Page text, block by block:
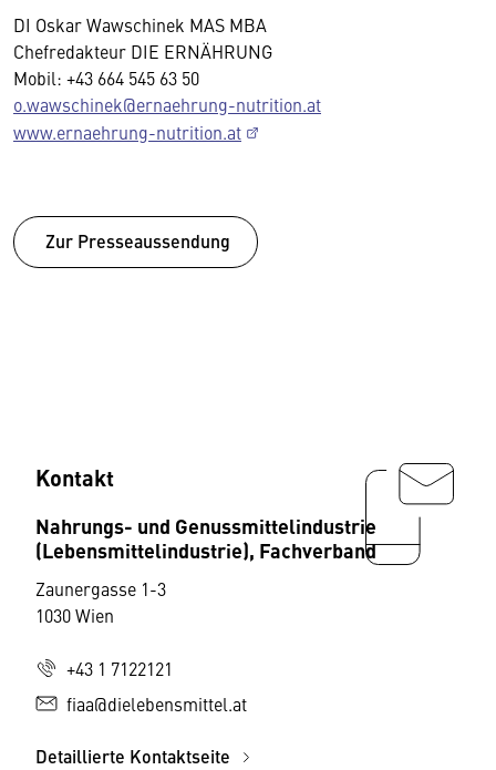
DI Oskar Wawschinek MAS MBA
Chefredakteur DIE ERNÄHRUNG
Mobil: +43 664 545 63 50
o.wawschinek@ernaehrung-nutrition.at
www.ernaehrung-nutrition.at
Zur Presseaussendung
Kontakt
Nahrungs- und Genussmittelindustrie
(Lebensmittelindustrie), Fachverband
Zaunergasse 1-3
1030 Wien
+43 1 7122121
fiaa@dielebensmittel.at
Detaillierte Kontaktseite